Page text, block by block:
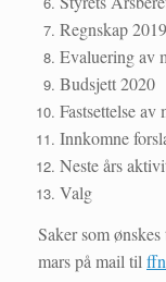
Regnskap 2019
Evaluering av
Budsjett 2020
Fastsettelse
Innkomne
Neste års
Valg
Saker som
mars på mail til